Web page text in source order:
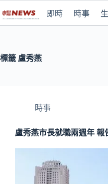
即時 時事
標籤 盧秀燕
時事
盧秀燕市長就職兩週年 報